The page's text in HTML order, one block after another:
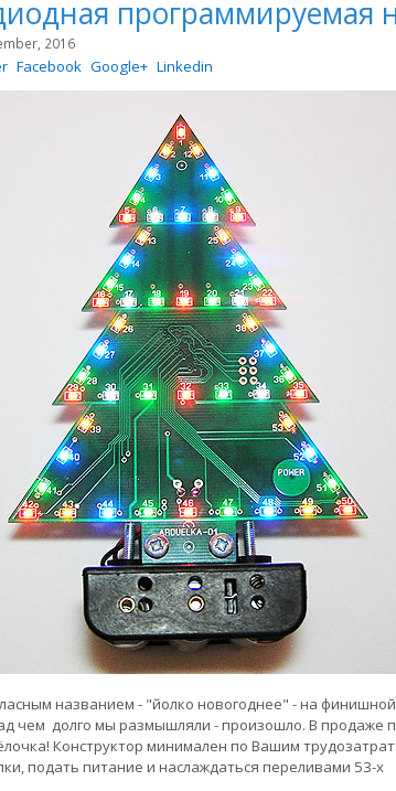
программируемая
2016
Facebook Google+ Linkedin
названием - "йолко новогоднее" - на
чем долго мы размышляли - произошло. В продаже
Конструктор минимален по Вашим
подать питание и наслаждаться переливами 53-х